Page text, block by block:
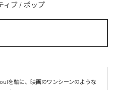
ィブ / ポップ
を軸に、映画のワンシーンのような